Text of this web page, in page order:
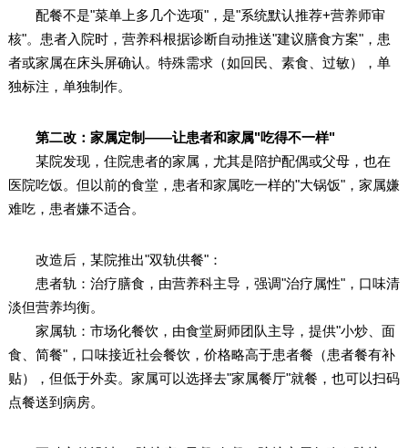
配餐不是"菜单上多几个选项"，是"系统默认推荐+营养师审
核"。患者入院时，营养科根据诊断自动推送"建议膳食方案"，患
者或家属在床头屏确认。特殊需求（如回民、素食、过敏），单
独标注，单独制作。
第二改：家属定制——让患者和家属"吃得不一样"
某院发现，住院患者的家属，尤其是陪护配偶或父母，也在
医院吃饭。但以前的食堂，患者和家属吃一样的"大锅饭"，家属嫌
难吃，患者嫌不适合。
改造后，某院推出"双轨供餐"：
患者轨：治疗膳食，由营养科主导，强调"治疗属性"，口味清
淡但营养均衡。
家属轨：市场化餐饮，由食堂厨师团队主导，提供"小炒、面
食、简餐"，口味接近社会餐饮，价格略高于患者餐（患者餐有补
贴），但低于外卖。家属可以选择去"家属餐厅"就餐，也可以扫码
点餐送到病房。